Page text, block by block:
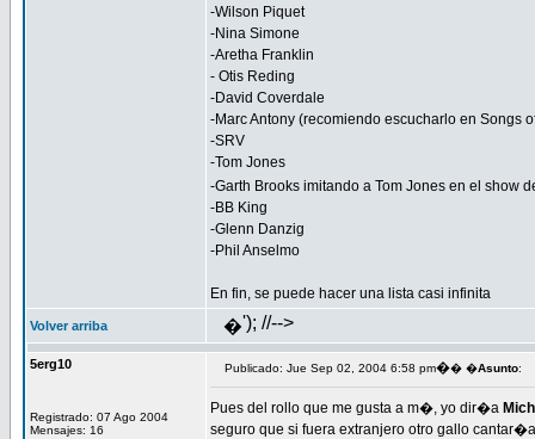
-Wilson Piquet
-Nina Simone
-Aretha Franklin
- Otis Reding
-David Coverdale
-Marc Antony (recomiendo escucharlo en Songs
-SRV
-Tom Jones
-Garth Brooks imitando a Tom Jones en el show
-BB King
-Glenn Danzig
-Phil Anselmo
En fin, se puede hacer una lista casi infinita
Volver arriba �'); //-->
5erg10
Registrado: 07 Ago 2004
Mensajes: 16
Publicado: Jue Sep 02, 2004 6:58 pm�� �Asunto:
Pues del rollo que me gusta a m�, yo dir�a
seguro que si fuera extranjero otro gallo